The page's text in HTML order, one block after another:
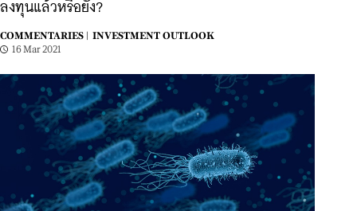
ลงทุนแล้วหรือยัง?
COMMENTARIES |
INVESTMENT OUTLOOK
16 Mar 2021